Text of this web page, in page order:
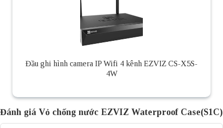
Đầu ghi hình camera IP Wifi 4 kênh EZVIZ CS-X5S-
4W
Đánh giá Vỏ chống nước EZVIZ Waterproof Case(S1C)